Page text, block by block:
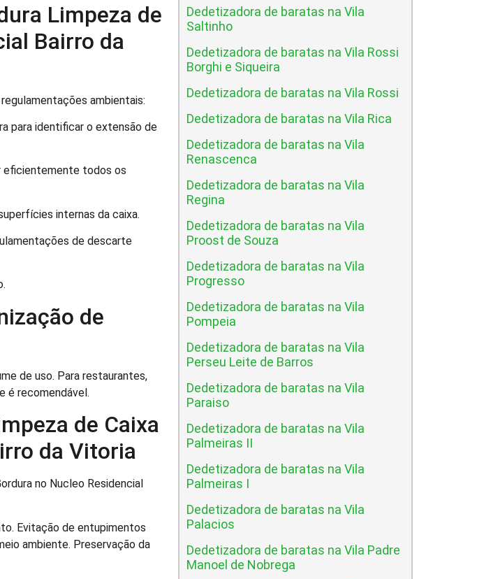
Limpeza de
Bairro da
ambientais:
para identificar o extensão de
eficientemente todos os
internas da caixa.
de descarte
de
de uso. Para restaurantes,
é recomendável.
de Caixa
da Vitoria
no Nucleo Residencial
Evitação de entupimentos
ambiente. Preservação da
Dedetizadora de baratas na Vila
Saltinho
Dedetizadora de baratas na Vila Rossi
Borghi e Siqueira
Dedetizadora de baratas na Vila Rossi
Dedetizadora de baratas na Vila Rica
Dedetizadora de baratas na Vila
Renascenca
Dedetizadora de baratas na Vila
Regina
Dedetizadora de baratas na Vila
Proost de Souza
Dedetizadora de baratas na Vila
Progresso
Dedetizadora de baratas na Vila
Pompeia
Dedetizadora de baratas na Vila
Perseu Leite de Barros
Dedetizadora de baratas na Vila
Paraiso
Dedetizadora de baratas na Vila
Palmeiras II
Dedetizadora de baratas na Vila
Palmeiras I
Dedetizadora de baratas na Vila
Palacios
Dedetizadora de baratas na Vila Padre
Manoel de Nobrega